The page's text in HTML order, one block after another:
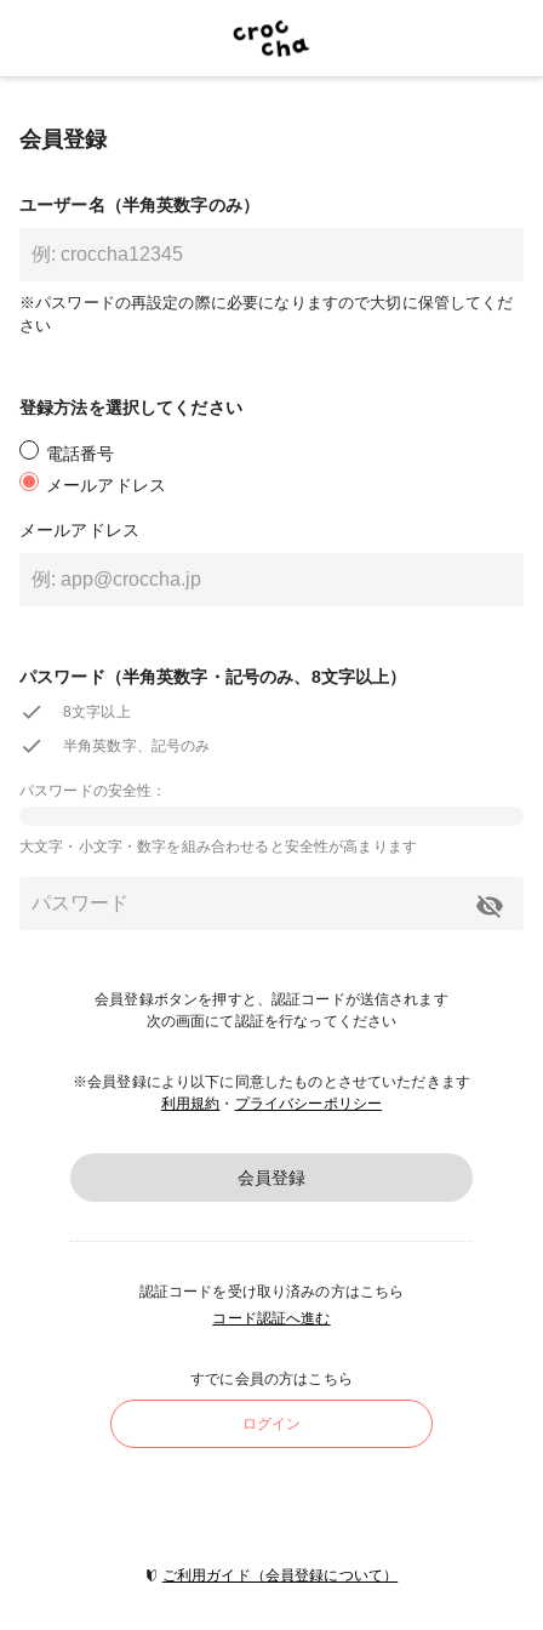
会員登録
ユーザー名（半角英数字のみ）
※パスワードの再設定の際に必要になりますので大切に保管してくだ
さい
登録方法を選択してください
電話番号
メールアドレス
メールアドレス
パスワード（半角英数字・記号のみ、8文字以上）
8文字以上
半角英数字、記号のみ
パスワードの安全性：
大文字・小文字・数字を組み合わせると安全性が高まります
会員登録ボタンを押すと、認証コードが送信されます
次の画面にて認証を行なってください
※会員登録により以下に同意したものとさせていただきます
利用規約 ・ プライバシーポリシー
会員登録
認証コードを受け取り済みの方はこちら
コード認証へ進む
すでに会員の方はこちら
ログイン
ご利用ガイド（会員登録について）